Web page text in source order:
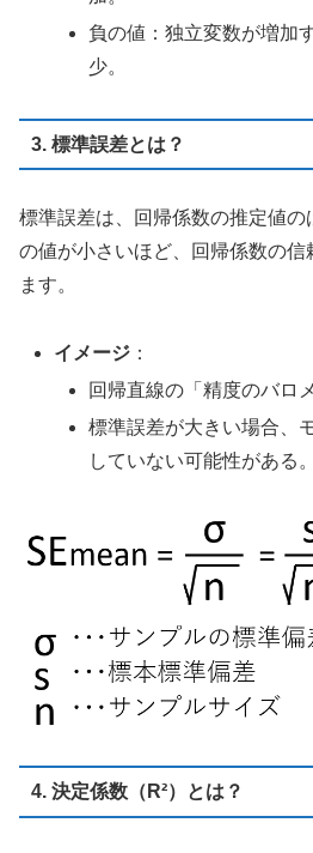
負の値：独立変数が増加
少。
3. 標準誤差とは？
標準誤差は、回帰係数の推定値の
の値が小さいほど、回帰係数の信
ます。
イメージ ：
回帰直線の「精度のバロ
標準誤差が大きい場合、
していない可能性がある。
4. 決定係数（R²）とは？